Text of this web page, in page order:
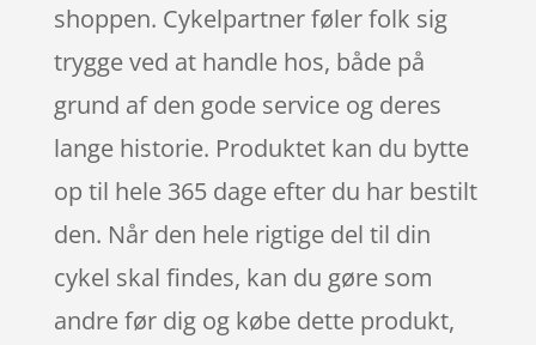
shoppen. Cykelpartner føler folk sig
trygge ved at handle hos, både på
grund af den gode service og deres
lange historie. Produktet kan du bytte
op til hele 365 dage efter du har bestilt
den. Når den hele rigtige del til din
cykel skal findes, kan du gøre som
andre før dig og købe dette produkt,